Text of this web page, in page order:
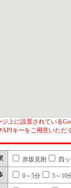
ジ上に設置されている
APIキーをご用意いただ
赤坂見附 四
0～5分 5～10